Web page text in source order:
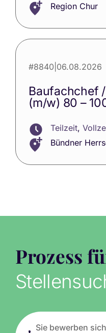
Region Chur
#8840 06.08.2026
Baufachchef
(m/w) 80 –
Teilzeit,
Bündner
Prozess
Sie bewerben